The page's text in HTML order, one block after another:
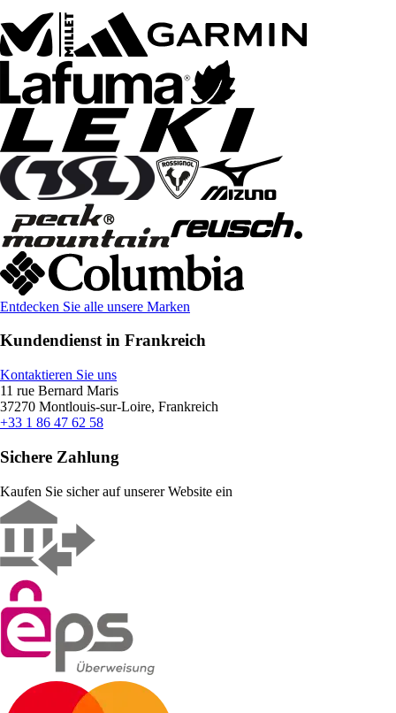
Entdecken Sie alle unsere Marken
Kundendienst in Frankreich
Kontaktieren Sie uns
11 rue Bernard Maris
37270 Montlouis-sur-Loire, Frankreich
+33 1 86 47 62 58
Sichere Zahlung
Kaufen Sie sicher auf unserer Website ein